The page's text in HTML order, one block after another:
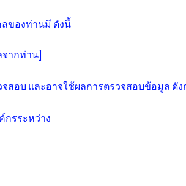
ลของท่านมี ดังนี้
ากท่าน]
อบ และอาจใช้ผลการตรวจสอบข้อมูล ดั
กรระหว่าง